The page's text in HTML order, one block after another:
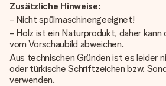
Zusätzliche Hinweise:
- Nicht spülmaschinengeeignet!
- Holz ist ein Naturprodukt, daher kann
vom Vorschaubild abweichen.
Aus technischen Gründen ist es leider
oder türkische Schriftzeichen bzw.
verwenden.